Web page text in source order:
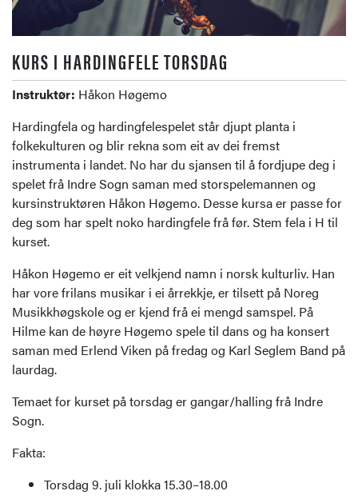
KURS I HARDINGFELE TORSDAG
Instruktør: Håkon Høgemo
Hardingfela og hardingfelespelet står djupt planta i
folkekulturen og blir rekna som eit av dei fremst
instrumenta i landet. No har du sjansen til å fordjupe deg i
spelet frå Indre Sogn saman med storspelemannen og
kursinstruktøren Håkon Høgemo. Desse kursa er passe for
deg som har spelt noko hardingfele frå før. Stem fela i H til
kurset.
Håkon Høgemo er eit velkjend namn i norsk kulturliv. Han
har vore frilans musikar i ei årrekkje, er tilsett på Noreg
Musikkhøgskole og er kjend frå ei mengd samspel. På
Hilme kan de høyre Høgemo spele til dans og ha konsert
saman med Erlend Viken på fredag og Karl Seglem Band på
laurdag.
Temaet for kurset på torsdag er gangar/halling frå Indre
Sogn.
Fakta:
Torsdag 9. juli klokka 15.30–18.00